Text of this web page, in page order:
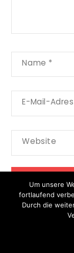
Name *
E-Mail-
Website
Um unsere
fortlaufend
Durch die